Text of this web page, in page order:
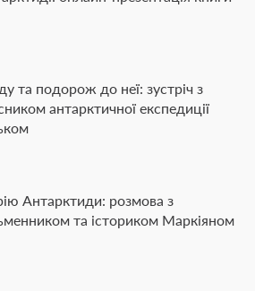
та подорож до неї: зустріч з
антарктичної експедиції
Антарктиди: розмова з
та істориком Маркіяном